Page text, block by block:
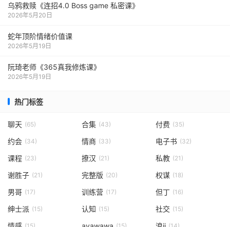
乌鸦救赎《连招4.0 Boss game 私密课》
2026年5月20日
蛇年顶阶情绪价值课
2026年5月19日
阮琦老师《365真我修炼课》
2026年5月19日
热门标签
聊天 (65) 合集 (43) 付费 (35)
约会 (34) 情商 (33) 电子书 (32)
课程 (23) 撩汉 (21) 私教 (21)
谢胜子 (21) 完整版 (20) 权谋 (18)
男哥 (17) 训练营 (17) 但丁 (16)
绅士派 (15) 认知 (15) 社交 (15)